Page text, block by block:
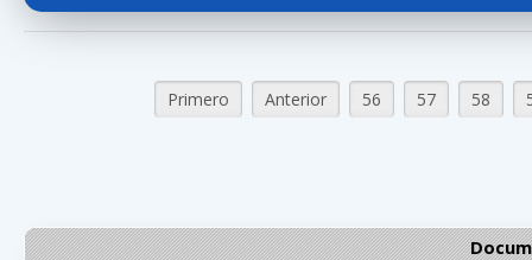
Primero Anterior 56 57 58